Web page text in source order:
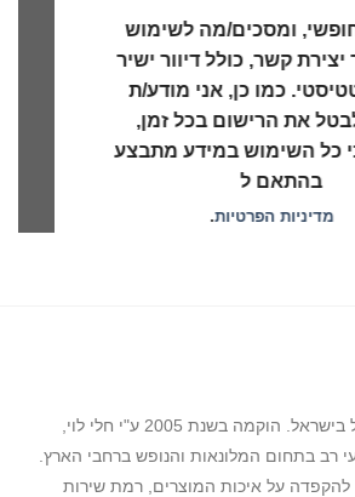
ומסכים/מה לשימוש
קשר, כולל דיוור ישיר
כמו כן, אני מודע/ת
את הרישום בכל זמן,
כל השימוש במידע מתבצע
בהתאם ל
מדיניות הפרטיות.
בישראל.
הוקמה בשנת 2005 ע"י חלי לוי,
רב בתחום המלונאות והנופש ברחבי הארץ.
להקפדה על איכות המוצרים, רמת שירות